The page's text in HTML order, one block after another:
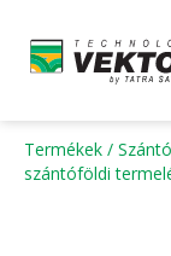
Termékek /
szántóföldi